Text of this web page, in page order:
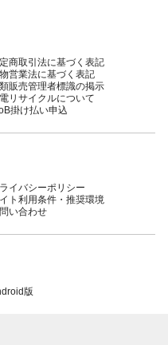
商取引法に基づく表記
営業法に基づく表記
販売管理者標識の掲示
リサイクルについて
掛け払い申込
イバシーポリシー
ト利用条件・推奨環境
い合わせ
版